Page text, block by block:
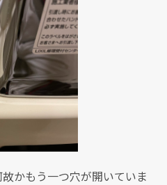
かもう一つ穴が開いていま